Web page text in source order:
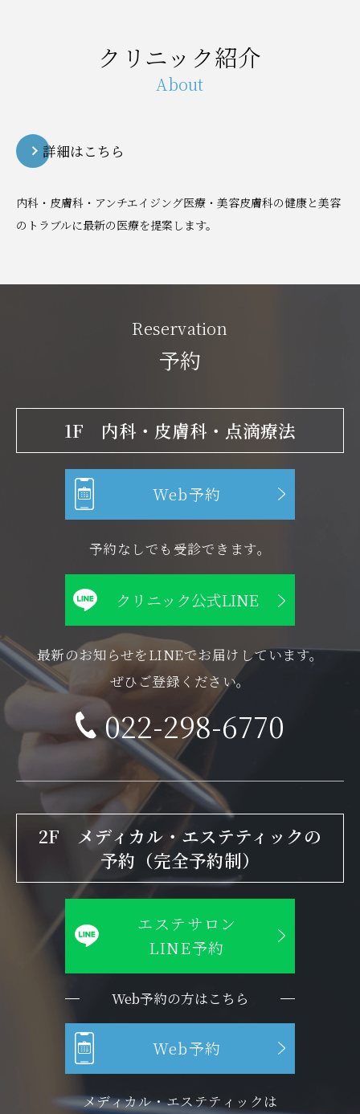
クリニック紹介
About
詳細はこちら
内科・皮膚科・アンチエイジング医療・美容皮膚科の健康と美容
のトラブルに最新の医療を提案します。
Reservation
予約
1F 内科・皮膚科・点滴療法
Web予約
予約なしでも受診できます。
クリニック公式LINE
最新のお知らせをLINEでお届けしています。
ぜひご登録ください。
022-298-6770
2F メディカル・エステティックの
予約（完全予約制）
エステサロン
LINE予約
Web予約の方はこちら
Web予約
メディカル・エステティックは